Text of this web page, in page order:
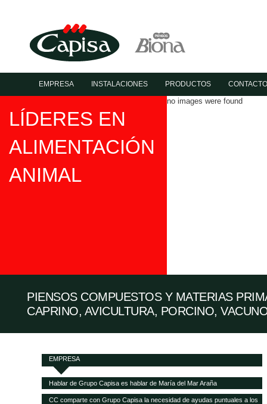
EMPRESA INSTALACIONES PRODUCTOS
no images were found
LÍDERES EN
ALIMENTACIÓN
ANIMAL
PIENSOS COMPUESTOS Y MATERIAS
CAPRINO, AVICULTURA, PORCINO,
EMPRESA
Hablar de Grupo Capisa es hablar de María del Mar Araña
CC comparte con Grupo Capisa la necesidad de ayudas puntuales a los